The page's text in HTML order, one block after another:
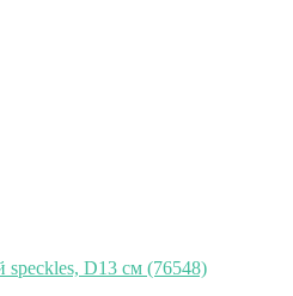
speckles, D13 см (76548)